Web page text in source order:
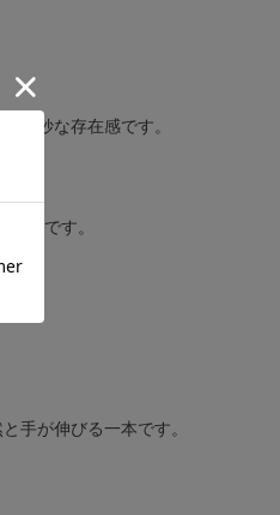
絶妙な存在感です。
ネです。
手が伸びる一本です。
アンダーリム
ロー グリーン パープル